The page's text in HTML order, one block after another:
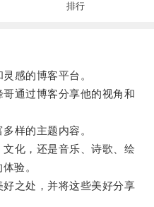
排行
感的博客平台。
通过博客分享他的视角和
样的主题内容。
化，还是音乐、诗歌、绘
验。
之处，并将这些美好分享